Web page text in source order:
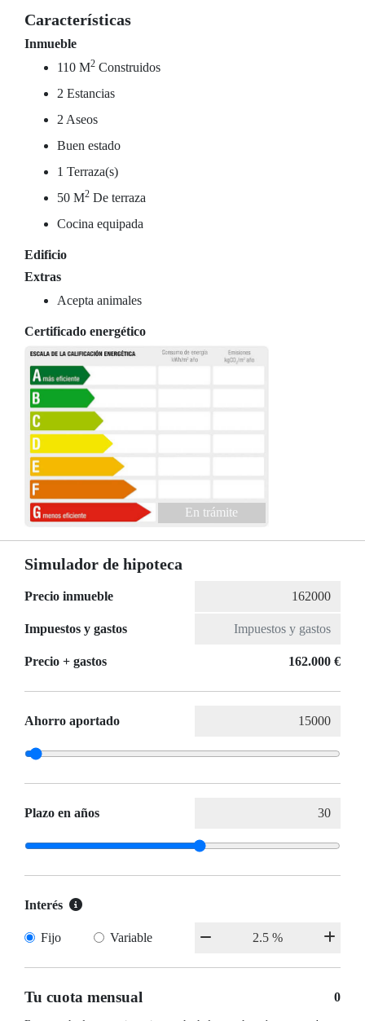
Características
Inmueble
110 M2 Construidos
2 Estancias
2 Aseos
Buen estado
1 Terraza(s)
50 M2 De terraza
Cocina equipada
Edificio
Extras
Acepta animales
Certificado energético
En trámite
Simulador de hipoteca
Precio inmueble
Impuestos y gastos
Precio + gastos 162.000 €
Ahorro aportado
Plazo en años
Interés
Fijo Variable
Tu cuota mensual 0